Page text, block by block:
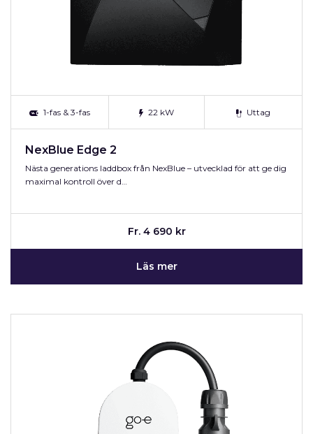
1-fas & 3-fas 22 kW Uttag
NexBlue Edge 2
Nästa generations laddbox från NexBlue – utvecklad för att ge dig
maximal kontroll över d…
Fr. 4 690 kr
Läs mer